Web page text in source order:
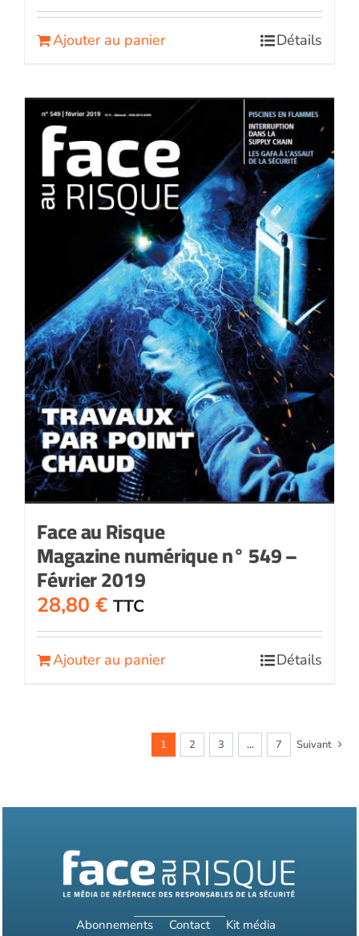
Ajouter au panier Détails
Face au Risque
Magazine numérique n° 549 –
Février 2019
28,80 € TTC
Ajouter au panier Détails
1 2 3 … 7 Suivant
Abonnements Contact
Kit média